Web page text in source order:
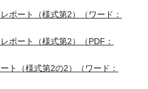
ポート（様式第2）（ワード：
ポート（様式第2）（PDF：
ト（様式第2の2）（ワード：